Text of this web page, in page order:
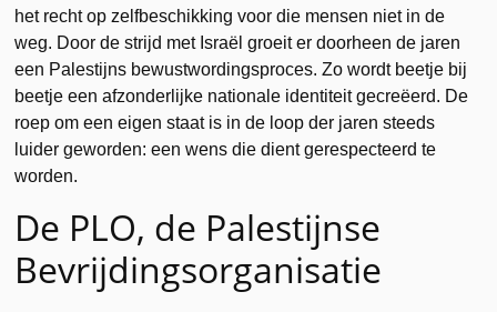
het recht op zelfbeschikking voor die mensen niet in de
weg. Door de strijd met Israël groeit er doorheen de jaren
een Palestijns bewustwordingsproces. Zo wordt beetje bij
beetje een afzonderlijke nationale identiteit gecreëerd. De
roep om een eigen staat is in de loop der jaren steeds
luider geworden: een wens die dient gerespecteerd te
worden.
De PLO, de Palestijnse
Bevrijdingsorganisatie